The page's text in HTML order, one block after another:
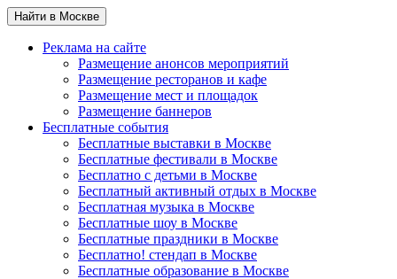
Найти в Москве
Реклама на сайте
Размещение анонсов мероприятий
Размещение ресторанов и кафе
Размещение мест и площадок
Размещение баннеров
Бесплатные события
Бесплатные выставки в Москве
Бесплатные фестивали в Москве
Бесплатно с детьми в Москве
Бесплатный активный отдых в Москве
Бесплатная музыка в Москве
Бесплатные шоу в Москве
Бесплатные праздники в Москве
Бесплатно! стендап в Москве
Бесплатные образование в Москве